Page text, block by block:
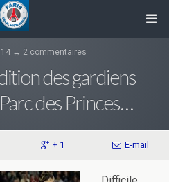
↔ 2 commentaires
des gardiens
des Princes…
+ 1 E-mail